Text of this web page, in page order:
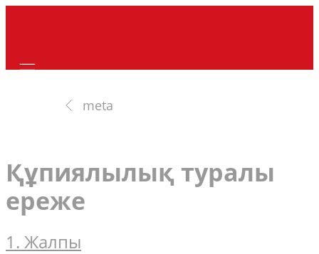
meta
Құпиялылық туралы
ереже
1. Жалпы